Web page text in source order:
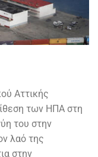
Αττικής
των ΗΠΑ στη
του στην
λαό της
στην